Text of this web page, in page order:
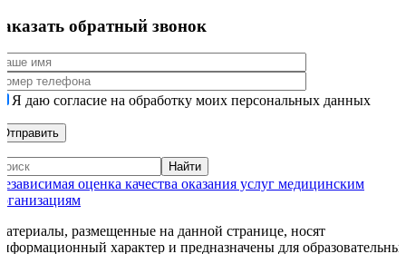
обратный звонок
Я даю согласие на обработку моих персональных данных
оценка качества оказания услуг медицинским
размещенные на данной странице, носят
характер и предназначены для